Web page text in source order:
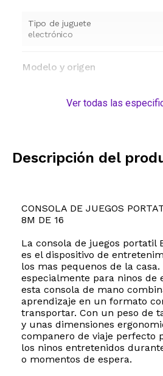
Tipo de juguete
electrónico
Modelo y origen
Ver todas las
Descripción del
CONSOLA DE JUEGOS
8M DE 16
La consola de juegos portatil
es el dispositivo de
los mas pequenos de la casa.
especialmente para ninos de
esta consola de mano
aprendizaje en un formato
transportar. Con un peso de
y unas dimensiones
companero de viaje perfecto
los ninos entretenidos
o momentos de espera.